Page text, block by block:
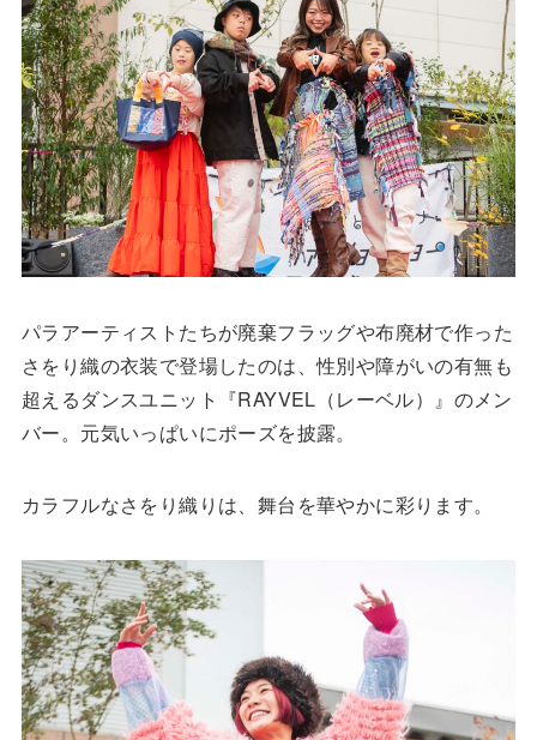
パラアーティストたちが廃棄フラッグや布廃材で作った
さをり織の衣装で登場したのは、性別や障がいの有無も
超えるダンスユニット『RAYVEL（レーベル）』のメン
バー。元気いっぱいにポーズを披露。
カラフルなさをり織りは、舞台を華やかに彩ります。